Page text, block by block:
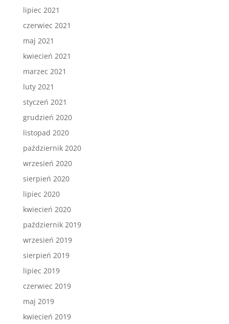
lipiec 2021
czerwiec 2021
maj 2021
kwiecień 2021
marzec 2021
luty 2021
styczeń 2021
grudzień 2020
listopad 2020
październik 2020
wrzesień 2020
sierpień 2020
lipiec 2020
kwiecień 2020
październik 2019
wrzesień 2019
sierpień 2019
lipiec 2019
czerwiec 2019
maj 2019
kwiecień 2019